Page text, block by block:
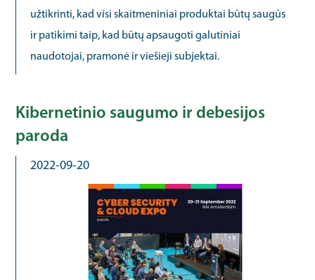
užtikrinti, kad visi skaitmeniniai produktai būtų saugūs
ir patikimi taip, kad būtų apsaugoti galutiniai
naudotojai, pramonė ir viešieji subjektai.
Kibernetinio saugumo ir debesijos
paroda
2022-09-20